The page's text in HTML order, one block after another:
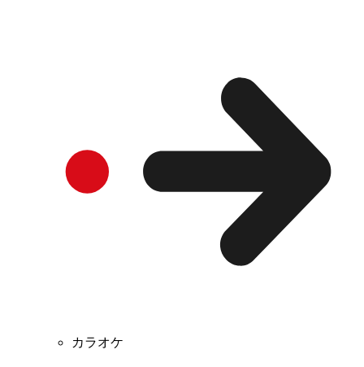
カラオケ